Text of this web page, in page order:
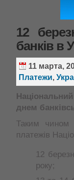
12
банків в
11 марта,
Платежи,
днем
Таким чином
платежів
12
року;